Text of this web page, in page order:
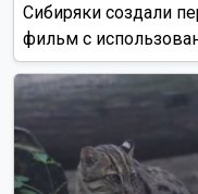
Сибиряки создали
фильм с